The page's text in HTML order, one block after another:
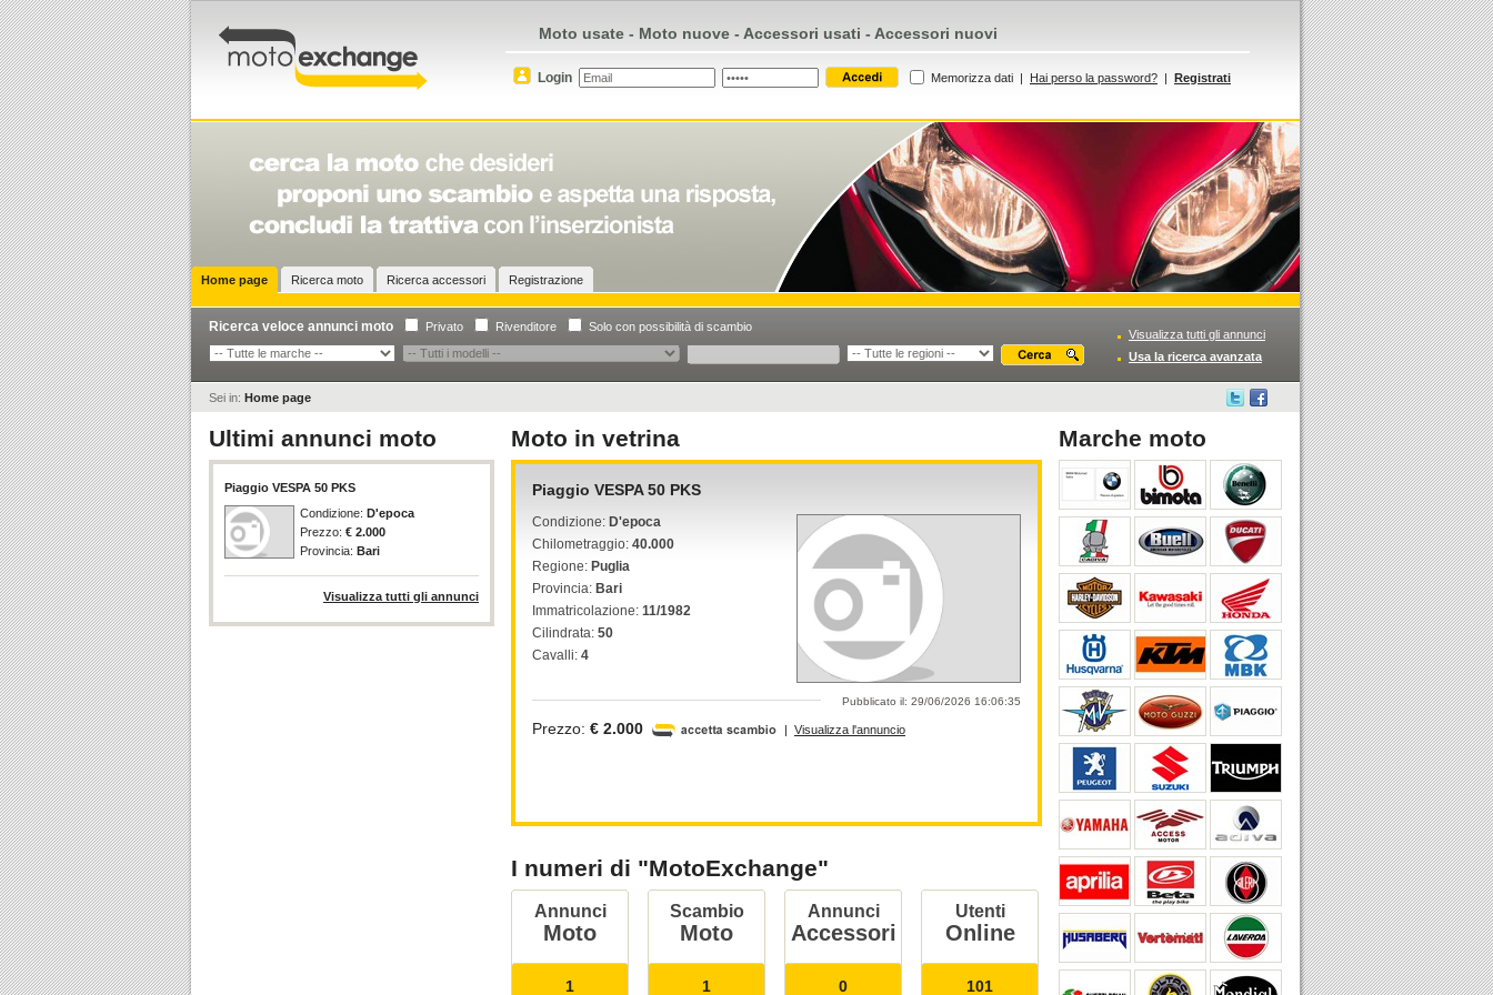
Moto usate - Moto nuove - Accessori usati - Accessori nuovi
Login Memorizza dati | Hai perso la password? | Registrati
Home page Ricerca moto Ricerca accessori Registrazione
Ricerca veloce annunci moto Privato Rivenditore Solo con possibilità di scambio
Visualizza tutti gli annunci
Usa la ricerca avanzata
Sei in: Home page
Ultimi annunci moto
Piaggio VESPA 50 PKS
Condizione: D'epoca
Prezzo: € 2.000
Provincia: Bari
Visualizza tutti gli annunci
Moto in vetrina
Piaggio VESPA 50 PKS
Condizione: D'epoca
Chilometraggio: 40.000
Regione: Puglia
Provincia: Bari
Immatricolazione: 11/1982
Cilindrata: 50
Cavalli: 4
Pubblicato il: 29/06/2026 16:06:35
Prezzo: € 2.000 | Visualizza l'annuncio
I numeri di "MotoExchange"
Annunci
Moto
1
Scambio
Moto
1
Annunci
Accessori
0
Utenti
Online
101
Marche moto